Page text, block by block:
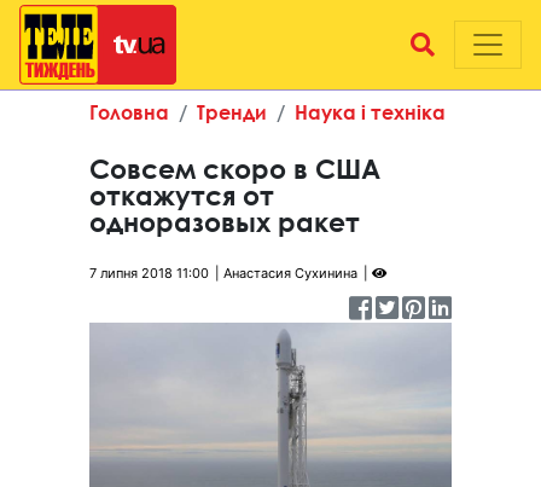
Головна Тренди Наука і техніка
Совсем скоро в США
откажутся от
одноразовых ракет
7 липня 2018 11:00 Анастасия Сухинина